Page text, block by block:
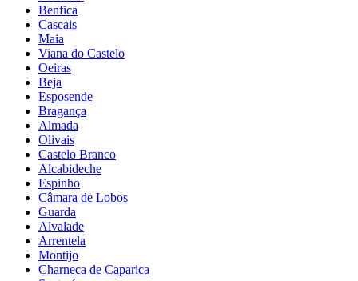
Benfica
Cascais
Maia
Viana do Castelo
Oeiras
Beja
Esposende
Bragança
Almada
Olivais
Castelo Branco
Alcabideche
Espinho
Câmara de Lobos
Guarda
Alvalade
Arrentela
Montijo
Charneca de Caparica